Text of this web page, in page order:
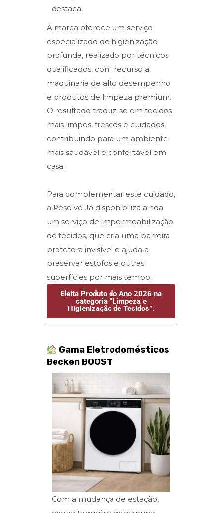
destaca.
A marca oferece um serviço
especializado de higienização
profunda, realizado por técnicos
qualificados, com recurso a
maquinaria de alto desempenho
e produtos de limpeza premium.
O resultado traduz-se em tecidos
mais limpos, frescos e cuidados,
contribuindo para um ambiente
mais saudável e confortável em
casa.
Para complementar este cuidado,
a Resolve Já disponibiliza ainda
um serviço de impermeabilização
de tecidos, que cria uma barreira
protetora invisível e ajuda a
preservar estofos e outras
superfícies por mais tempo.
Eleita Produto do Ano 2026 na
categoria “Limpeza e
Higienização de Tecidos”.
Gama Eletrodomésticos
Becken BOOST
Com a mudança de estação,